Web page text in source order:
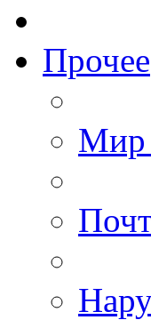
Прочее
Мир